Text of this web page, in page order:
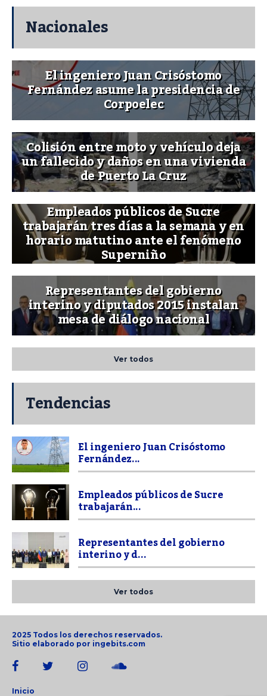
Nacionales
El ingeniero Juan Crisóstomo
Fernández asume la presidencia de
Corpoelec
Colisión entre moto y vehículo deja
un fallecido y daños en una vivienda
de Puerto La Cruz
Empleados públicos de Sucre
trabajarán tres días a la semana y en
horario matutino ante el fenómeno
Superniño
Representantes del gobierno
interino y diputados 2015 instalan
mesa de diálogo nacional
Ver todos
Tendencias
El ingeniero Juan Crisóstomo
Fernández...
Empleados públicos de Sucre
trabajarán...
Representantes del gobierno
interino y d...
Ver todos
2025 Todos los derechos reservados.
Sitio elaborado por ingebits.com
Inicio